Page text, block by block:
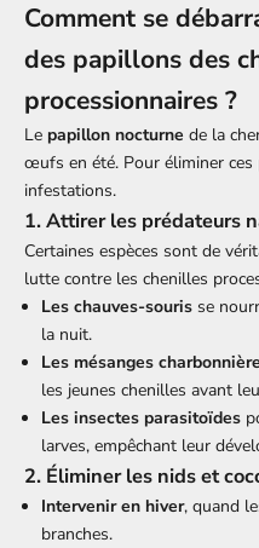
Comment se
des papillons des
processionnaires ?
Le papillon nocturne de la
œufs en été. Pour éliminer
infestations.
1. Attirer les prédateurs
Certaines espèces sont de
lutte contre les chenilles
Les chauves-souris se
la nuit.
Les mésanges
les jeunes chenilles avant
Les insectes parasitoïdes
larves, empêchant leur
2. Éliminer les nids et
Intervenir en hiver, quand
branches.